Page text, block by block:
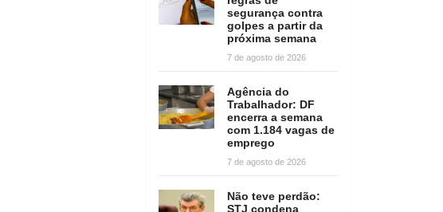
segurança contra
golpes a partir da
próxima semana
7 de agosto de 2026
Agência do
Trabalhador: DF
encerra a semana
com 1.184 vagas de
emprego
7 de agosto de 2026
Não teve perdão:
STJ condena